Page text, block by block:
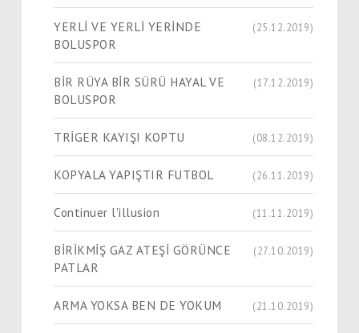
YERLİ VE YERLİ YERİNDE
BOLUSPOR
(25.12.2019)
BİR RÜYA BİR SÜRÜ HAYAL VE
BOLUSPOR
(17.12.2019)
TRİGER KAYIŞI KOPTU (08.12.2019)
KOPYALA YAPIŞTIR FUTBOL (26.11.2019)
Continuer l'illusion (11.11.2019)
BİRİKMİŞ GAZ ATEŞİ GÖRÜNCE
PATLAR
(27.10.2019)
ARMA YOKSA BEN DE YOKUM (21.10.2019)